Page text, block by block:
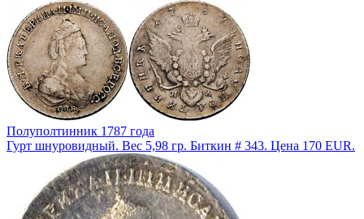
Полуполтинник 1787 года
Гурт шнуровидный. Вес 5,98 гр. Биткин # 343. Цена 170 EUR.